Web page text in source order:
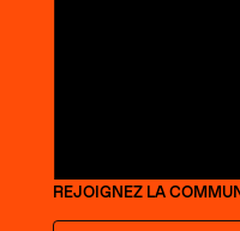
REJOIGNEZ LA